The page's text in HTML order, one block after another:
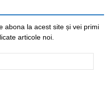
abona la acest site și vei primi
articole noi.